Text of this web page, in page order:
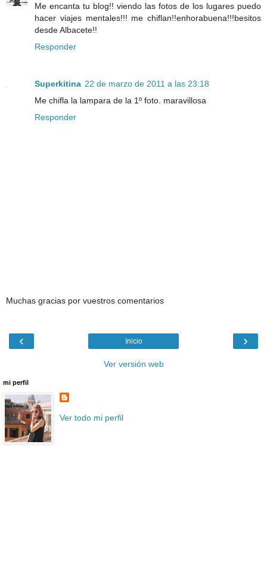
Me encanta tu blog!! viendo las fotos de los lugares puedo
hacer viajes mentales!!! me chiflan!!enhorabuena!!!besitos
desde Albacete!!
Responder
Superkitina 22 de marzo de 2011 a las 23:18
Me chifla la lampara de la 1º foto. maravillosa
Responder
Muchas gracias por vuestros comentarios
‹ ›
Inicio
Ver versión web
mi perfil
Ver todo mi perfil